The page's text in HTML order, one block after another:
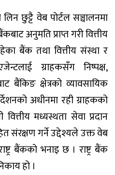
छुट्टै वेब पोर्टल सञ्चालनमा
अनुमति प्राप्त गरी वित्तीय
बैंक तथा वित्तीय संस्था र
ग्राहकसँग निष्पक्ष,
बैंकिङ क्षेत्रको व्यावसायिक
अधीनमा रही ग्राहकको
वित्तीय मध्यस्थता सेवा प्रदान
संरक्षण गर्ने उद्देश्यले उक्त वेब
बैंकको भनाइ छ । राष्ट्र बैंक
हो ।